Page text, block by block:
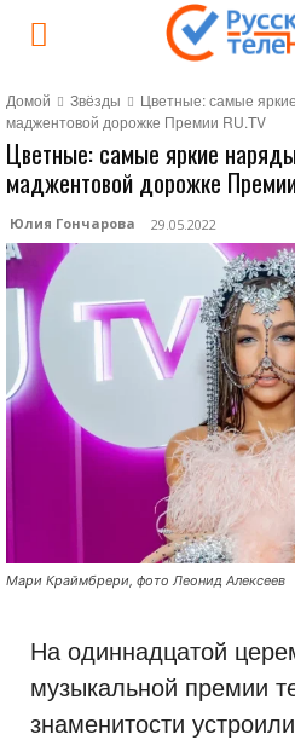
Домой Звёзды
Цветные: самые
маджентовой дорожке Премии RU.TV
Цветные: самые яркие
маджентовой дорожке
Юлия Гончарова 29.05.2022
Мари Краймбрери, фото Леонид Алексеев
На одиннадцатой
музыкальной премии
знаменитости